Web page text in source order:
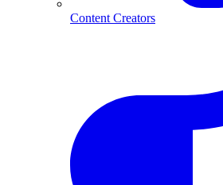
Content Creators